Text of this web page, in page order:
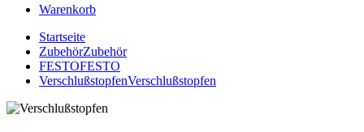
Warenkorb
Startseite
ZubehörZubehör
FESTOFESTO
VerschlußstopfenVerschlußstopfen